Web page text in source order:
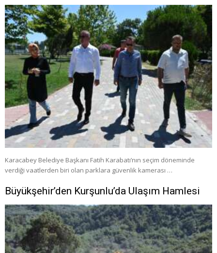
Karacabey Belediye Başkanı Fatih Karabatı’nın seçim döneminde
verdiği vaatlerden biri olan parklara güvenlik kamerası …
Büyükşehir’den Kurşunlu’da Ulaşım Hamlesi